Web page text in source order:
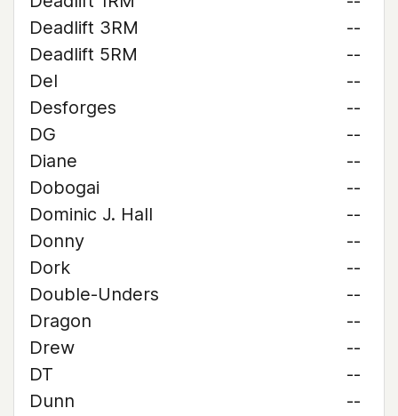
Deadlift 3RM
--
Deadlift 5RM
--
Del
--
Desforges
--
DG
--
Diane
--
Dobogai
--
Dominic J. Hall
--
Donny
--
Dork
--
Double-Unders
--
Dragon
--
Drew
--
DT
--
Dunn
--